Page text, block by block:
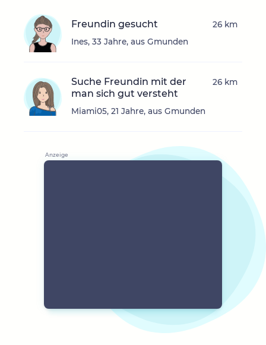
Freundin gesucht
Ines, 33 Jahre, aus Gmunden
26 km
Suche Freundin mit der
man sich gut versteht
Miami05, 21 Jahre, aus Gmunden
26 km